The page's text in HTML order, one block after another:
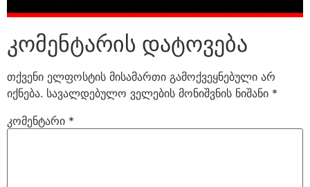
კომენტარის დატოვება
თქვენი ელფოსტის მისამართი გამოქვეყნებული არ
იქნება. სავალდებულო ველების მონიშვნის ნიშანი *
კომენტარი *